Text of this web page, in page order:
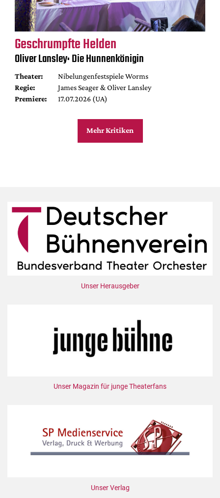
Geschrumpfte Helden
Oliver Lansley: Die Hunnenkönigin
Theater:
Nibelungenfestspiele Worms
Regie:
James Seager & Oliver Lansley
Premiere:
17.07.2026 (UA)
Mehr Kritiken
Unser Herausgeber
Unser Magazin für junge Theaterfans
Unser Verlag